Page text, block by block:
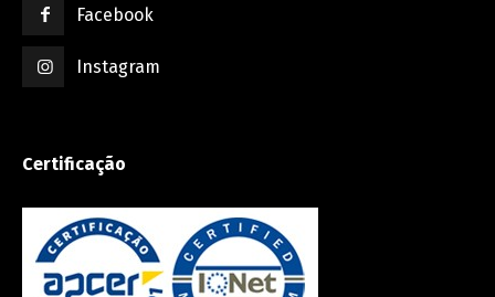
Facebook
Instagram
Certificação